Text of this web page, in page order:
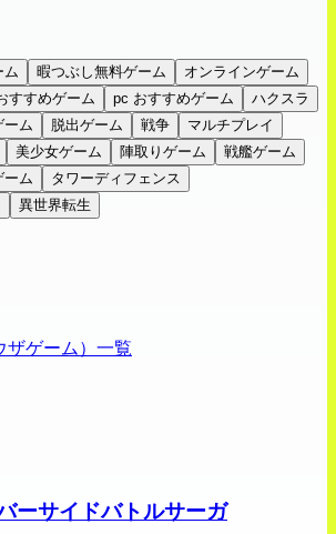
ム 暇つぶし無料ゲーム
オンラインゲーム
すすめゲーム pc おすすめゲーム
ハクスラ
ーム 脱出ゲーム 戦争
マルチプレイ
美少女ゲーム 陣取りゲーム
戦艦ゲーム
ーム
タワーディフェンス
異世界転生
ザゲーム）一覧
ーサイドバトルサーガ